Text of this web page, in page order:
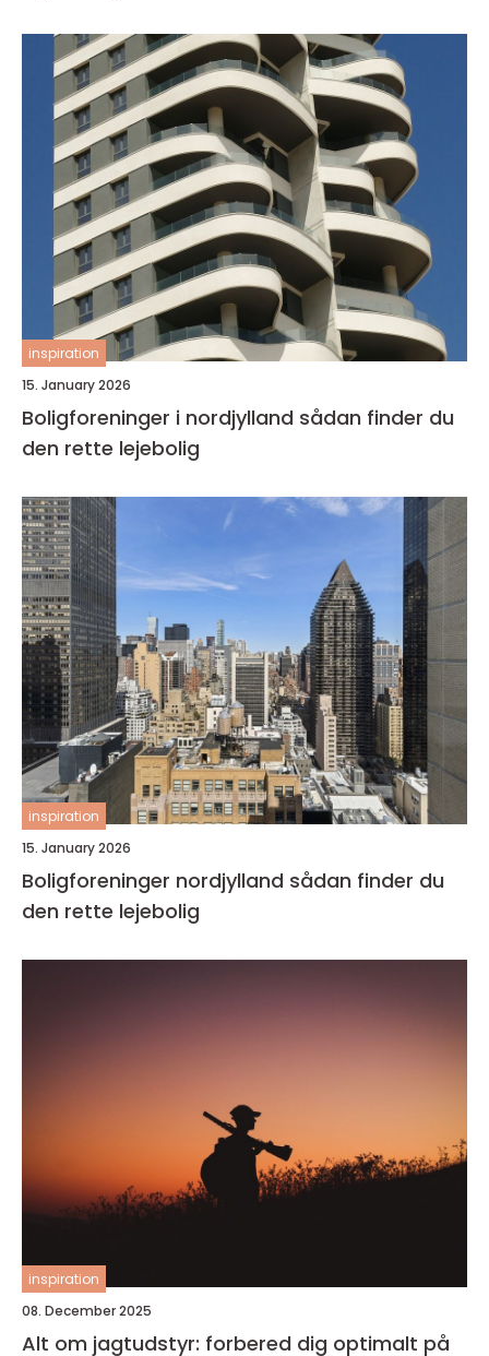
inspiration
15. January 2026
Boligforeninger i nordjylland sådan finder du
den rette lejebolig
inspiration
15. January 2026
Boligforeninger nordjylland sådan finder du
den rette lejebolig
inspiration
08. December 2025
Alt om jagtudstyr: forbered dig optimalt på